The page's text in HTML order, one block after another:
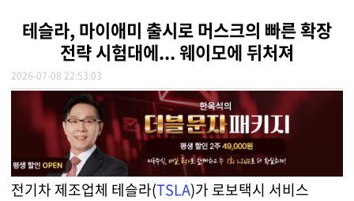
테슬라, 마이애미 출시로 머스크의 빠른 확장
전략 시험대에... 웨이모에 뒤처져
2026-07-08 22:53:03
전기차 제조업체 테슬라(TSLA)가 로보택시 서비스